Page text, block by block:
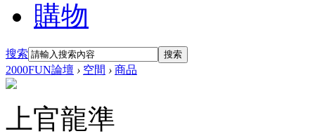
購物
搜索 搜索
2000FUN論壇 › 空間 › 商品
上官龍準